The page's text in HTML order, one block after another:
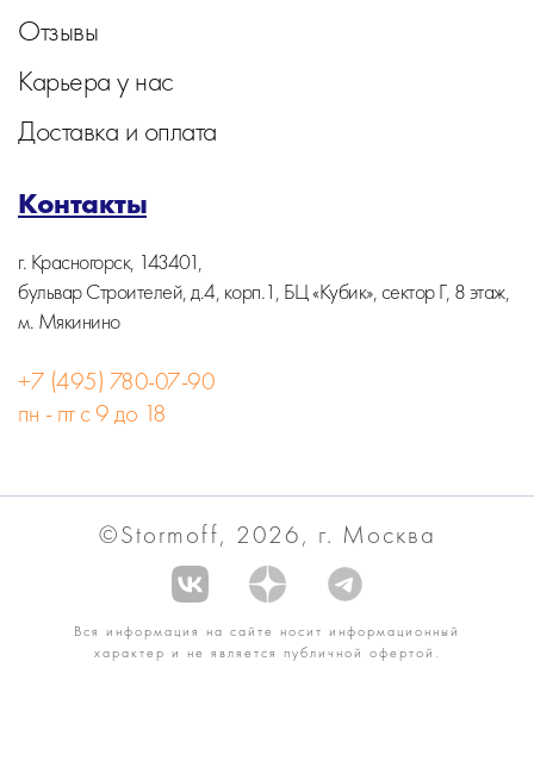
Отзывы
Карьера у нас
Доставка и оплата
Контакты
г. Красногорск, 143401,
бульвар Строителей, д.4, корп.1, БЦ «Кубик», сектор Г, 8 этаж,
м. Мякинино
+7 (495) 780-07-90
пн - пт с 9 до 18
©Stormoff, 2026, г. Москва
Вся информация на сайте носит информационный
характер и не является публичной офертой.